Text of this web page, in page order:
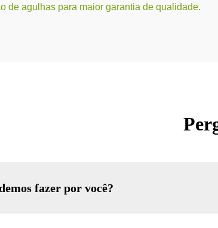
de agulhas para maior garantia de qualidade.
fazer por você?